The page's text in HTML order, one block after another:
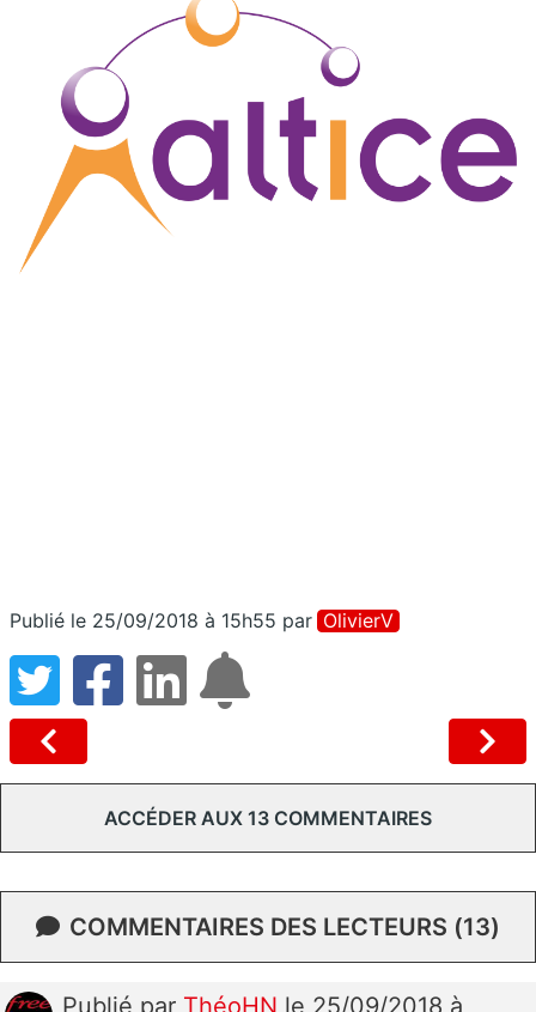
Publié le 25/09/2018 à 15h55 par OlivierV
ACCÉDER AUX 13 COMMENTAIRES
COMMENTAIRES DES LECTEURS (13)
Publié par ThéoHN le 25/09/2018 à